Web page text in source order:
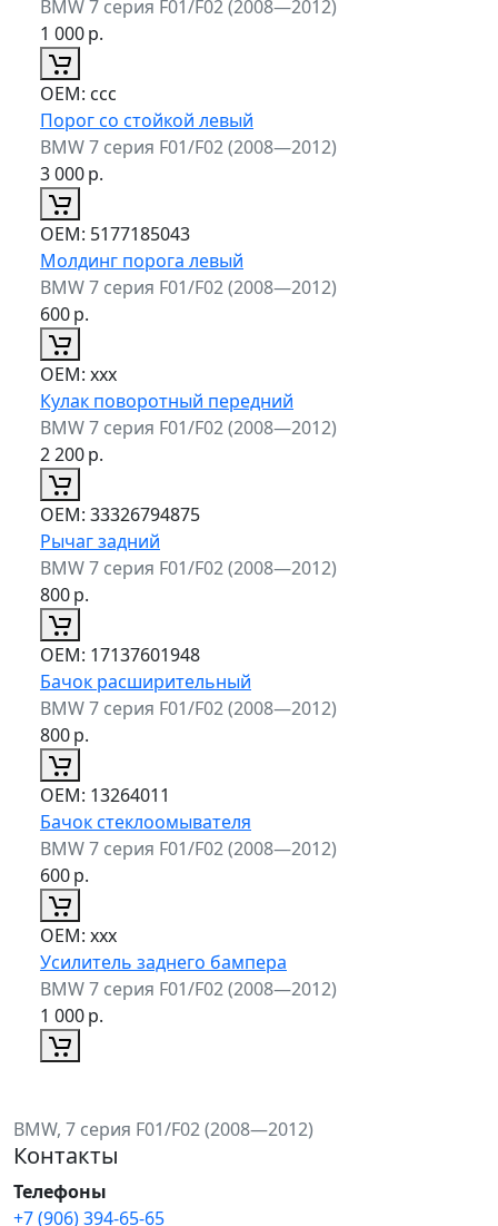
BMW 7 серия F01/F02 (2008—2012)
1 000р.
ОЕМ: ccc
Порог со стойкой левый
BMW 7 серия F01/F02 (2008—2012)
3 000р.
ОЕМ: 5177185043
Молдинг порога левый
BMW 7 серия F01/F02 (2008—2012)
600р.
ОЕМ: xxx
Кулак поворотный передний
BMW 7 серия F01/F02 (2008—2012)
2 200р.
ОЕМ: 33326794875
Рычаг задний
BMW 7 серия F01/F02 (2008—2012)
800р.
ОЕМ: 17137601948
Бачок расширительный
BMW 7 серия F01/F02 (2008—2012)
800р.
ОЕМ: 13264011
Бачок стеклоомывателя
BMW 7 серия F01/F02 (2008—2012)
600р.
ОЕМ: xxx
Усилитель заднего бампера
BMW 7 серия F01/F02 (2008—2012)
1 000р.
BMW, 7 серия F01/F02 (2008—2012)
Контакты
Телефоны
+7 (906) 394-65-65